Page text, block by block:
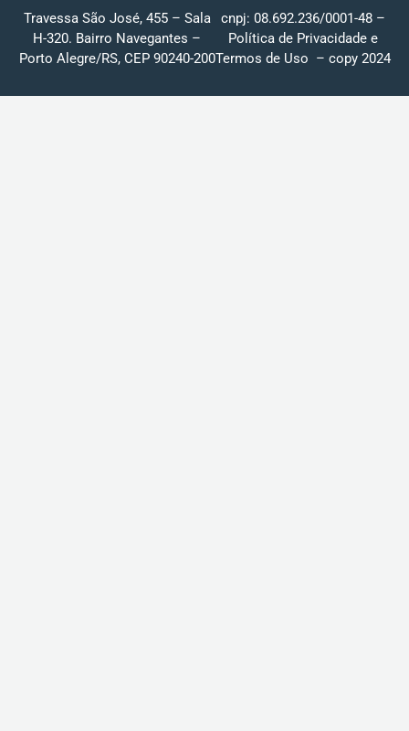
Travessa São José, 455 – Sala
H-320. Bairro Navegantes –
Porto Alegre/RS, CEP 90240-200
cnpj: 08.692.236/0001-48 –
Política de Privacidade e
Termos de Uso – copy 2024